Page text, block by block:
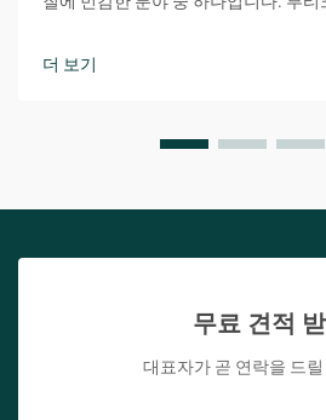
더 보기
무료 견적
대표자가 곧 연락을 드